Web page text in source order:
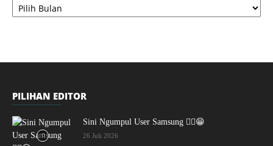
PILIHAN EDITOR
Sini Ngumpul User Samsung ☝🏻😁
26 Juli 2026